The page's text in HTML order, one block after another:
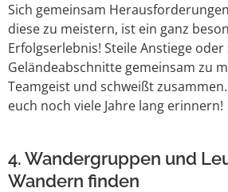
Sich gemeinsam
diese zu meistern, ist ein ganz
Erfolgserlebnis! Steile Anstiege
Geländeabschnitte gemeinsam zu
Teamgeist und schweißt
euch noch viele Jahre lang erinnern!
4. Wandergruppen und
Wandern finden